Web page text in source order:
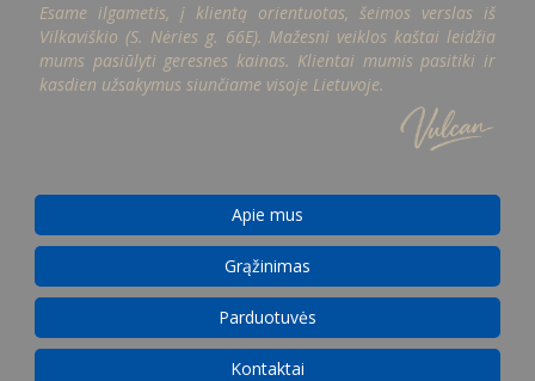
Esame ilgametis, į klientą orientuotas, šeimos verslas iš
Vilkaviškio (S. Nėries g. 66E). Mažesni veiklos kaštai leidžia
mums pasiūlyti geresnes kainas. Klientai mumis pasitiki ir
kasdien užsakymus siunčiame visoje Lietuvoje.
Apie mus
Grąžinimas
Parduotuvės
Kontaktai